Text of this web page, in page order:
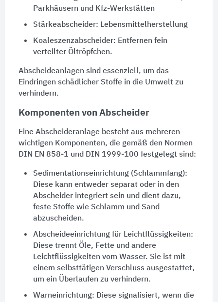
Parkhäusern und Kfz-Werkstätten
Stärkeabscheider: Lebensmittelherstellung
Koaleszenzabscheider: Entfernen fein
verteilter Öltröpfchen.
Abscheideanlagen sind essenziell, um das
Eindringen schädlicher Stoffe in die Umwelt zu
verhindern.
Komponenten von Abscheider
Eine Abscheideranlagebesteht aus mehreren
wichtigen Komponenten, die gemäß den Normen
DIN EN 858-1 und DIN 1999-100 festgelegt sind:
Sedimentationseinrichtung (Schlammfang):
Diese kann entweder separat oder in den
Abscheider integriert sein und dient dazu,
feste Stoffe wie Schlamm und Sand
abzuscheiden.
Abscheideeinrichtung für Leichtflüssigkeiten:
Diese trennt Öle, Fette und andere
Leichtflüssigkeiten vom Wasser. Sie ist mit
einem selbsttätigen Verschluss ausgestattet,
um ein Überlaufen zu verhindern.
Warneinrichtung: Diese signalisiert, wenn die